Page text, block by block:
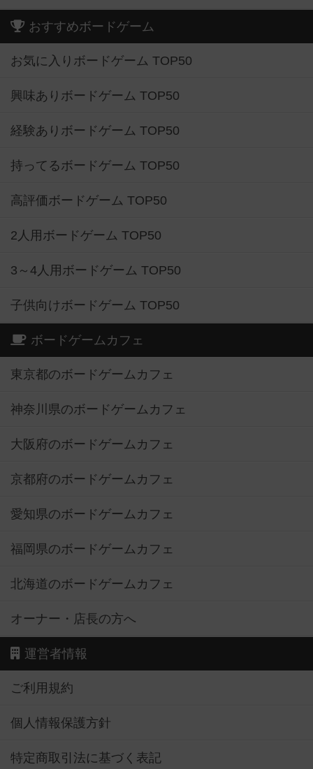
おすすめボードゲーム
お気に入りボードゲーム TOP50
興味ありボードゲーム TOP50
経験ありボードゲーム TOP50
持ってるボードゲーム TOP50
高評価ボードゲーム TOP50
2人用ボードゲーム TOP50
3～4人用ボードゲーム TOP50
子供向けボードゲーム TOP50
ボードゲームカフェ
東京都のボードゲームカフェ
神奈川県のボードゲームカフェ
大阪府のボードゲームカフェ
京都府のボードゲームカフェ
愛知県のボードゲームカフェ
福岡県のボードゲームカフェ
北海道のボードゲームカフェ
オーナー・店長の方へ
運営者情報
ご利用規約
個人情報保護方針
特定商取引法に基づく表記